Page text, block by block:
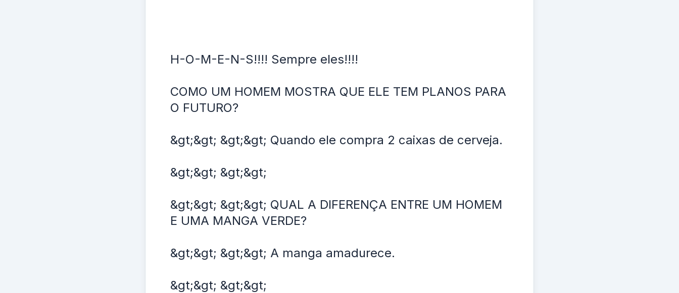
H-O-M-E-N-S!!!! Sempre eles!!!!
COMO UM HOMEM MOSTRA QUE ELE TEM PLANOS PARA
O FUTURO?
&gt;&gt; &gt;&gt; Quando ele compra 2 caixas de cerveja.
&gt;&gt; &gt;&gt;
&gt;&gt; &gt;&gt; QUAL A DIFERENÇA ENTRE UM HOMEM
E UMA MANGA VERDE?
&gt;&gt; &gt;&gt; A manga amadurece.
&gt;&gt; &gt;&gt;